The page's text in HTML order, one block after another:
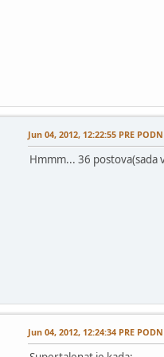
Jun 04, 2012, 12:22:55 PRE
Hmmm... 36 postova(sada
Jun 04, 2012, 12:24:34 PRE